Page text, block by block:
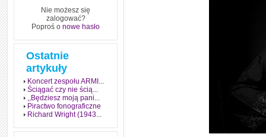
Nie możesz się
zalogować?
Poproś o nowe hasło
Ostatnie
artykuły
Koncert zespołu ARMI...
Ściągać czy nie ścią...
,,Będziesz moją pani...
Piractwo fonograficzne
Richard Wright (1943...